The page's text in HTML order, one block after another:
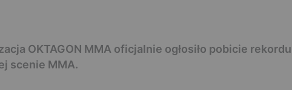
OKTAGON MMA oficjalnie ogłosiło pobicie rekordu
scenie MMA.